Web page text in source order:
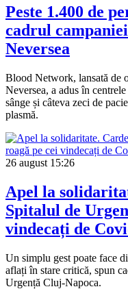
Peste 1.400 de
cadrul
Neversea
Blood Network, lansată
Neversea, a adus în
sânge și câteva zeci de
plasmă.
26 august 15:26
Apel la
Spitalul de
vindecați de
Un simplu gest poate face
aflați în stare critică, spun
Urgență Cluj-Napoca.